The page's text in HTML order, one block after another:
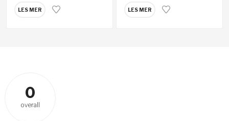
LES MER LES MER
0
overall